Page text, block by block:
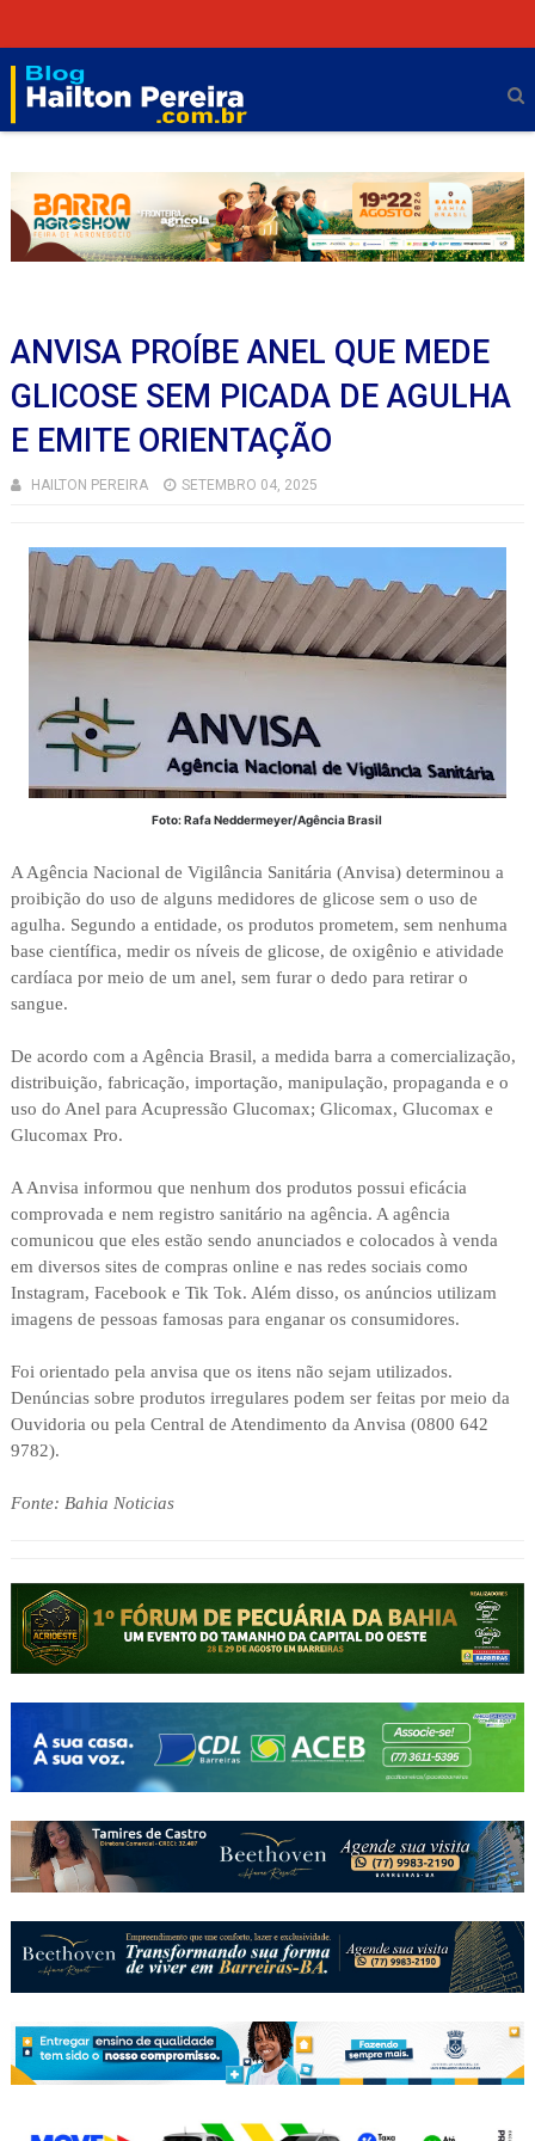
ANVISA PROÍBE ANEL QUE MEDE
GLICOSE SEM PICADA DE AGULHA
E EMITE ORIENTAÇÃO
HAILTON PEREIRA SETEMBRO 04, 2025
Foto: Rafa Neddermeyer/Agência Brasil
A Agência Nacional de Vigilância Sanitária (Anvisa) determinou a
proibição do uso de alguns medidores de glicose sem o uso de
agulha. Segundo a entidade, os produtos prometem, sem nenhuma
base científica, medir os níveis de glicose, de oxigênio e atividade
cardíaca por meio de um anel, sem furar o dedo para retirar o
sangue.
De acordo com a Agência Brasil, a medida barra a comercialização,
distribuição, fabricação, importação, manipulação, propaganda e o
uso do Anel para Acupressão Glucomax; Glicomax, Glucomax e
Glucomax Pro.
A Anvisa informou que nenhum dos produtos possui eficácia
comprovada e nem registro sanitário na agência. A agência
comunicou que eles estão sendo anunciados e colocados à venda
em diversos sites de compras online e nas redes sociais como
Instagram, Facebook e Tik Tok. Além disso, os anúncios utilizam
imagens de pessoas famosas para enganar os consumidores.
Foi orientado pela anvisa que os itens não sejam utilizados.
Denúncias sobre produtos irregulares podem ser feitas por meio da
Ouvidoria ou pela Central de Atendimento da Anvisa (0800 642
9782).
Fonte: Bahia Noticias